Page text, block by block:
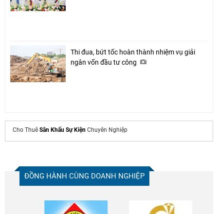
Thi đua, bứt tốc hoàn thành nhiệm vụ giải
ngân vốn đầu tư công
Cho Thuê Sân Khấu Sự Kiện Chuyên Nghiệp
ĐỒNG HÀNH CÙNG DOANH NGHIỆP